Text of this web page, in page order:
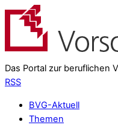
Das Portal zur beruflichen
RSS
BVG-Aktuell
Themen